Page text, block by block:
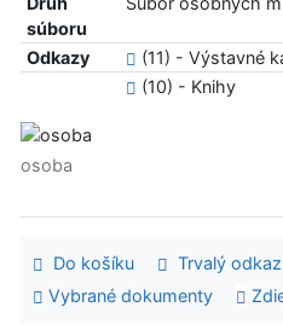
súboru
Odkazy
(11) - Výstavné
(10) - Knihy
osoba
Do košíku Trvalý odkaz
Vybrané dokumenty